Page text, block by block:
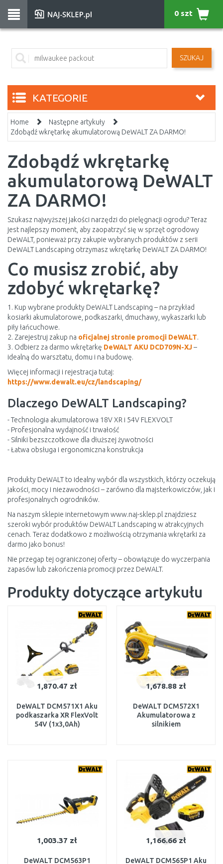
SZUKAJ
0 szt
KATEGORIE
Home
Następne artykuły
Zdobądź wkrętarkę akumulatorową DeWALT ZA DARMO!
Zdobądź wkrętarkę
akumulatorową DeWALT
ZA DARMO!
Szukasz najwyższej jakości narzędzi do pielęgnacji ogrodu? Teraz
jest najlepszy moment, aby zaopatrzyć się w sprzęt ogrodowy
DeWALT, ponieważ przy zakupie wybranych produktów z serii
DeWALT Landscaping otrzymasz wkrętarkę DeWALT ZA DARMO!
Co musisz zrobić, aby
zdobyć wkrętarkę?
1. Kup wybrane produkty DeWALT Landscaping – na przykład
kosiarki akumulatorowe, podkaszarki, dmuchawy, wykaszarki lub
piły łańcuchowe.
2. Zarejestruj zakup na oficjalnej stronie promocji DeWALT.
3. Odbierz za darmo wkrętarkę DeWALT AKU DCD709N-XJ–
idealną do warsztatu, domu i na budowę.
Więcej informacji i rejestracja tutaj:
https://www.dewalt.eu/cz/landscaping/
Dlaczego DeWALT Landscaping?
- Technologia akumulatorowa 18V XR i 54V FLEXVOLT
- Profesjonalna wydajność i trwałość
- Silniki bezszczotkowe dla dłuższej żywotności
- Łatwa obsługa i ergonomiczna konstrukcja
Produkty DeWALT to idealny wybór dla wszystkich, którzy oczekują
jakości, mocy i niezawodności – zarówno dla majsterkowiczów, jak i
profesjonalnych ogrodników.
Na naszym sklepie internetowym www.naj-sklep.pl znajdziesz
szeroki wybór produktów DeWALT Landscaping w atrakcyjnych
cenach. Teraz dodatkowo z możliwością otrzymania wkrętarki za
darmo jako bonus!
Nie przegap tej ograniczonej oferty – obowiązuje do wyczerpania
zapasów lub zakończenia promocji przez DeWALT.
Produkty dotyczące artykułu
1,870.47 zł
DeWALT DCM571X1 Aku
podkaszarka XR FlexVolt
54V (1x3,0Ah)
DO KOSZYKA
1,678.88 zł
DeWALT DCM572X1
Akumulatorowa z
silnikiem
DO KOSZYKA
1,003.37 zł
DeWALT DCM563P1
1,166.66 zł
DeWALT DCM565P1 Aku